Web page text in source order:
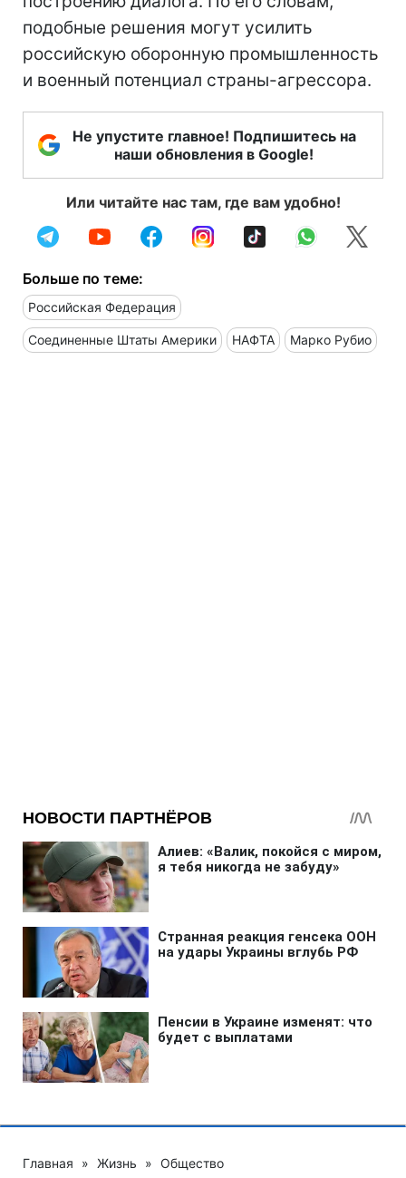
подобные решения могут усилить
российскую оборонную промышленность
и военный потенциал страны-агрессора.
Не упустите главное! Подпишитесь на
наши обновления в Google!
Или читайте нас там, где вам удобно!
Больше по теме:
Российская Федерация
Соединенные Штаты Америки НАФТА Марко Рубио
Главная » Жизнь » Общество